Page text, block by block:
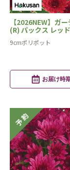
【2026NEW】ガ
(R) パックス レッド
9cmポリポット
お届け時